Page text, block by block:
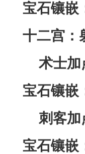
宝石镶嵌
十二宫：
术士加
宝石镶嵌
刺客加
宝石镶嵌